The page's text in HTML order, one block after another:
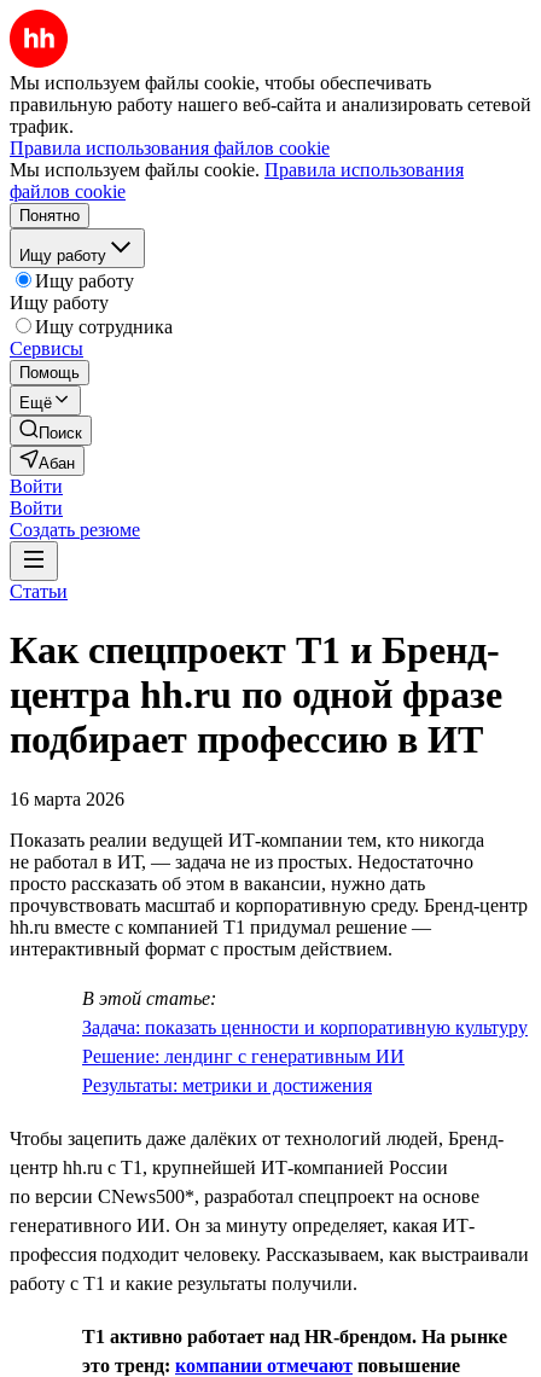
Мы используем файлы cookie, чтобы обеспечивать
правильную работу нашего веб-сайта и анализировать сетевой
трафик.
Правила использования файлов cookie
Мы используем файлы cookie. Правила использования
файлов cookie
Понятно
Ищу работу
Ищу работу
Ищу работу
Ищу сотрудника
Сервисы
Помощь
Ещё
Поиск
Абан
Войти
Войти
Создать резюме
Статьи
Как спецпроект T1 и Бренд-
центра hh.ru по одной фразе
подбирает профессию в ИТ
16 марта 2026
Показать реалии ведущей ИТ-компании тем, кто никогда
не работал в ИТ, — задача не из простых. Недостаточно
просто рассказать об этом в вакансии, нужно дать
прочувствовать масштаб и корпоративную среду. Бренд-центр
hh.ru вместе с компанией T1 придумал решение —
интерактивный формат с простым действием.
В этой статье:
Задача: показать ценности и корпоративную культуру
Решение: лендинг с генеративным ИИ
Результаты: метрики и достижения
Чтобы зацепить даже далёких от технологий людей, Бренд-
центр hh.ru с T1, крупнейшей ИТ-компанией России
по версии CNews500*, разработал спецпроект на основе
генеративного ИИ. Он за минуту определяет, какая ИТ-
профессия подходит человеку. Рассказываем, как выстраивали
работу с T1 и какие результаты получили.
T1 активно работает над HR-брендом. На рынке
это тренд: компании отмечают повышение